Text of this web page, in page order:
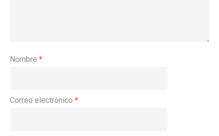
Nombre *
Correo electrónico *